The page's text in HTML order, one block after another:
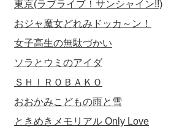
東京(ラブライブ！サンシャイン!!)
おジャ魔女どれみドッカ～ン！
女子高生の無駄づかい
ソラとウミのアイダ
ＳＨＩＲＯＢＡＫＯ
おおかみこどもの雨と雪
ときめきメモリアル Only Love